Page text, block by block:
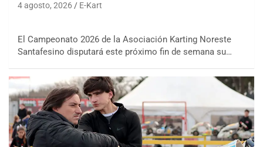
4 agosto, 2026 E-Kart
El Campeonato 2026 de la Asociación Karting Noreste
Santafesino disputará este próximo fin de semana su…